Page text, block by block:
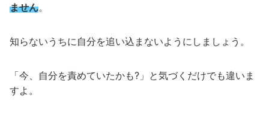
ません。
知らないうちに自分を追い込まないようにしましょう。
「今、自分を責めていたかも?」と気づくだけでも違いま
すよ。